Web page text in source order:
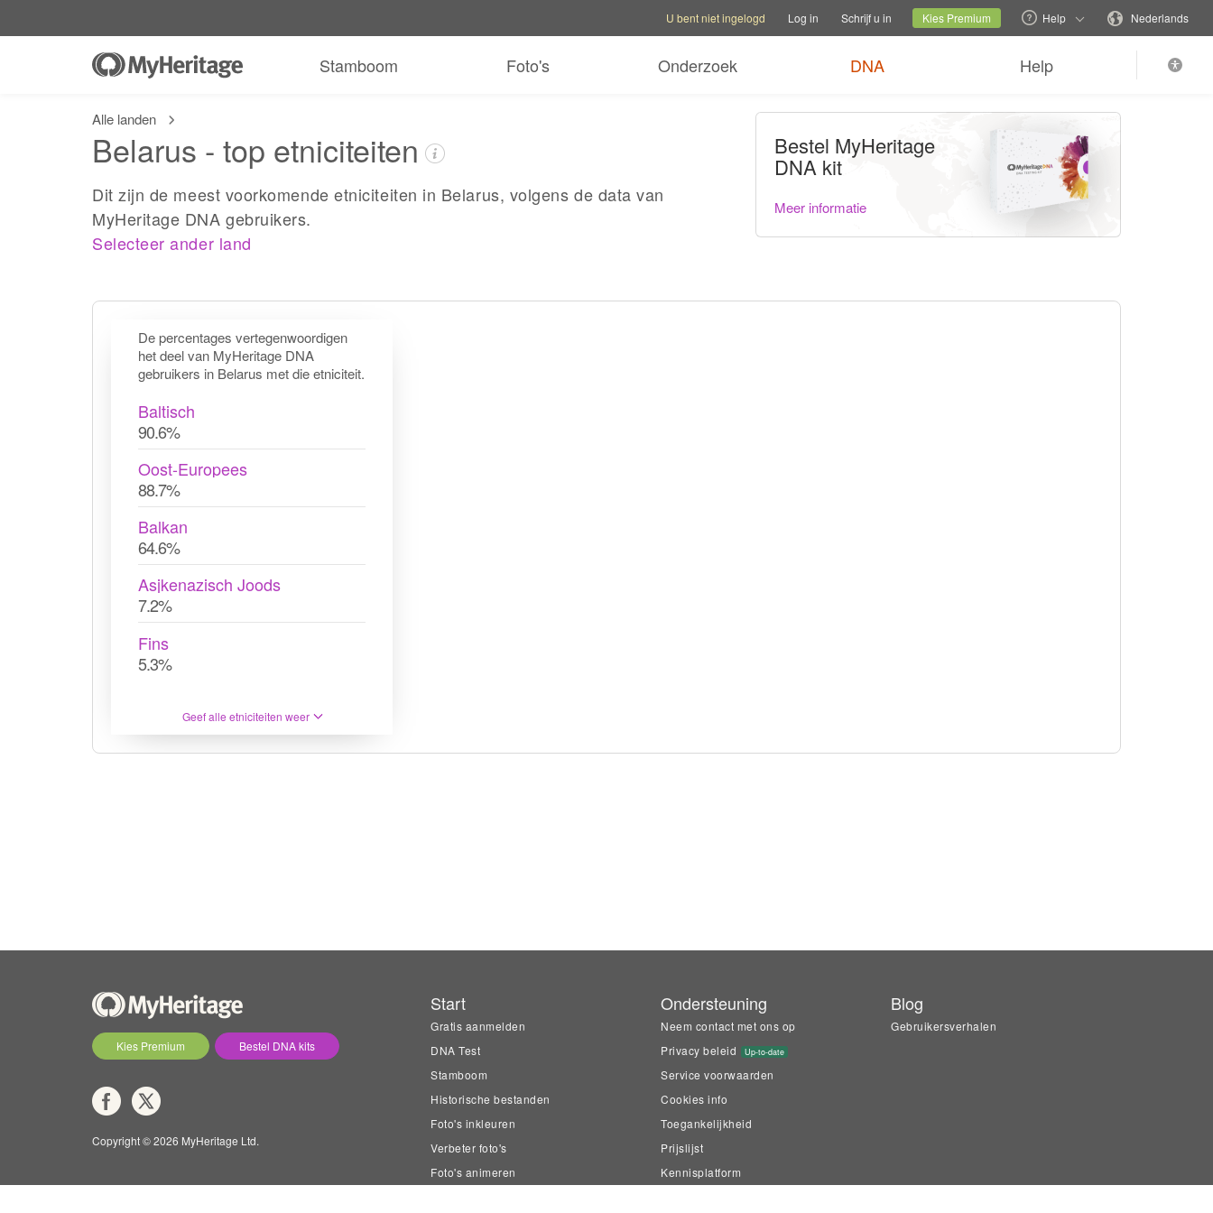
Huidige siteWijzig de taal
U bent niet ingelogd Log in Schrijf u in Kies Premium Help Nederlands
Stamboom Foto's Onderzoek DNA Help
Alle landen
Belarus - top etniciteiten
Dit zijn de meest voorkomende etniciteiten in Belarus, volgens de data van
MyHeritage DNA gebruikers.
Selecteer ander land
Bestel MyHeritage
DNA kit
Meer informatie
De percentages vertegenwoordigen
het deel van MyHeritage DNA
gebruikers in Belarus met die etniciteit.
Baltisch
90.6%
Oost-Europees
88.7%
Balkan
64.6%
Asjkenazisch Joods
7.2%
Fins
5.3%
Geef alle etniciteiten weer
Kies Premium Bestel DNA kits
Copyright © 2026 MyHeritage Ltd.
Start
Gratis aanmelden
DNA Test
Stamboom
Historische bestanden
Foto's inkleuren
Verbeter foto's
Foto's animeren
Ondersteuning
Neem contact met ons op
Privacy beleid
Up-to-date
Service voorwaarden
Cookies info
Toegankelijkheid
Prijslijst
Kennisplatform
Blog
Gebruikersverhalen